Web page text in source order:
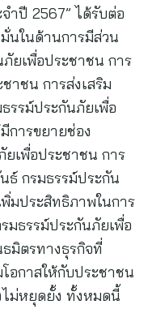
ำปี 2567” ได้รับต่อ
นในด้านการมีส่วน
ภัยเพื่อประชาชน การ
ชน การส่งเสริม
รรม์ประกันภัยเพื่อ
การขยายช่อง
เพื่อประชาชน การ
ธ์ กรมธรรม์ประกัน
มประสิทธิภาพในการ
มธรรม์ประกันภัยเพื่อ
มิตรทางธุรกิจที่
อกาสให้กับประชาชน
ไม่หยุดยั้ง ทั้งหมดนี้